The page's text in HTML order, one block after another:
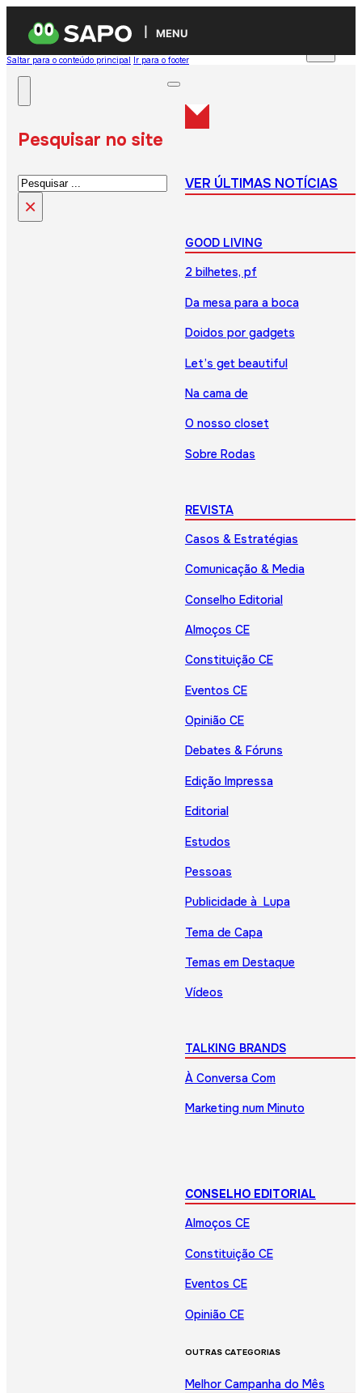
MENU
Saltar para o conteúdo principal Ir para o footer
Pesquisar no site
Pesquisar
×
VER ÚLTIMAS NOTÍCIAS
GOOD LIVING
2 bilhetes, pf
Da mesa para a boca
Doidos por gadgets
Let’s get beautiful
Na cama de
O nosso closet
Sobre Rodas
REVISTA
Casos & Estratégias
Comunicação & Media
Conselho Editorial
Almoços CE
Constituição CE
Eventos CE
Opinião CE
Debates & Fóruns
Edição Impressa
Editorial
Estudos
Pessoas
Publicidade à Lupa
Tema de Capa
Temas em Destaque
Vídeos
TALKING BRANDS
À Conversa Com
Marketing num Minuto
CONSELHO EDITORIAL
Almoços CE
Constituição CE
Eventos CE
Opinião CE
OUTRAS CATEGORIAS
Melhor Campanha do Mês